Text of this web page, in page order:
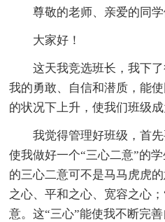
尊敬的老师、亲爱的同学
大家好！
这天我竞选班长，我下
我的勇敢、自信和潜质，能
的状况下上升，使我们班级成
我觉得管理好班级，首
使我做好一个“三心二意”的
的三心二意可不是马马虎虎
之心、平和之心、宽容之心
意。这“三心”能使我不断完